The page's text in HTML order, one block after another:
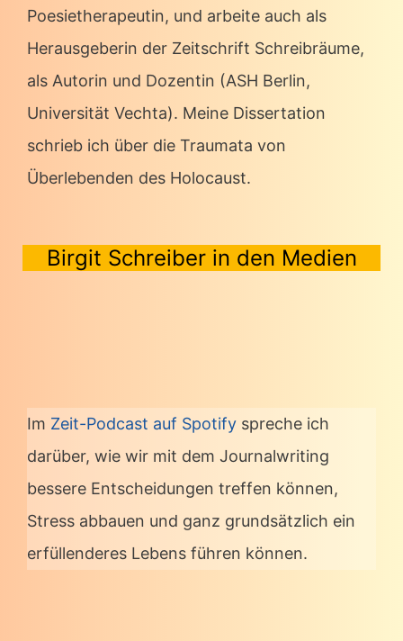
Poesietherapeutin, und arbeite auch als
Herausgeberin der Zeitschrift Schreibräume,
als Autorin und Dozentin (ASH Berlin,
Universität Vechta). Meine Dissertation
schrieb ich über die Traumata von
Überlebenden des Holocaust.
Birgit Schreiber in den Medien
Im Zeit-Podcast auf Spotify spreche ich
darüber, wie wir mit dem Journalwriting
bessere Entscheidungen treffen können,
Stress abbauen und ganz grundsätzlich ein
erfüllenderes Lebens führen können.